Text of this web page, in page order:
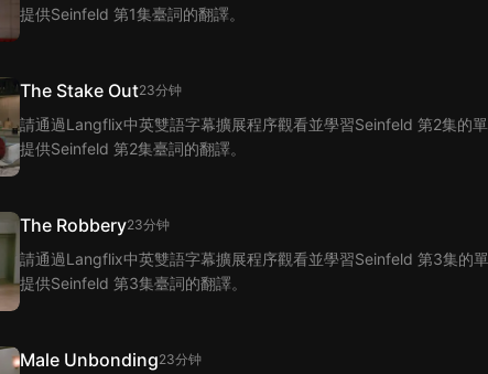
提供Seinfeld 第1集臺詞的翻譯。
The Stake Out23分钟
請通過Langflix中英雙語字幕擴展程序觀看並學習Seinfeld 第2集的
提供Seinfeld 第2集臺詞的翻譯。
The Robbery23分钟
請通過Langflix中英雙語字幕擴展程序觀看並學習Seinfeld 第3集的
提供Seinfeld 第3集臺詞的翻譯。
Male Unbonding23分钟